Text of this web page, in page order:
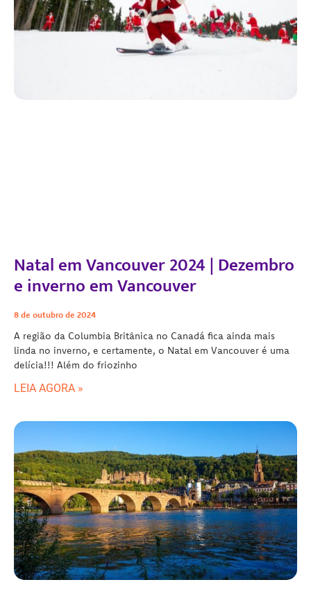
Natal em Vancouver 2024 | Dezembro
e inverno em Vancouver
8 de outubro de 2024
A região da Columbia Britânica no Canadá fica ainda mais
linda no inverno, e certamente, o Natal em Vancouver é uma
delícia!!! Além do friozinho
LEIA AGORA »